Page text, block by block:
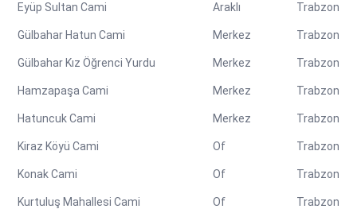
Eyüp Sultan Cami Araklı Trabzon
Gülbahar Hatun Cami Merkez Trabzon
Gülbahar Kız Öğrenci Yurdu Merkez Trabzon
Hamzapaşa Cami Merkez Trabzon
Hatuncuk Cami Merkez Trabzon
Kiraz Köyü Cami Of Trabzon
Konak Cami Of Trabzon
Kurtuluş Mahallesi Cami Of Trabzon